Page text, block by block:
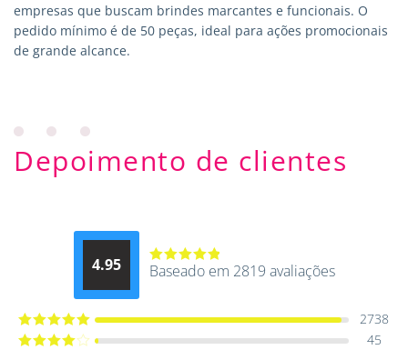
empresas que buscam brindes marcantes e funcionais. O
pedido mínimo é de 50 peças, ideal para ações promocionais
de grande alcance.
Depoimento de clientes
4.95
Avaliação
Baseado em 2819 avaliações
Avaliação5
2738
45